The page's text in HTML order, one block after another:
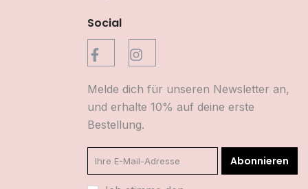
Social
Melde dich für unseren Newsletter an,
und erhalte 10% auf deine erste
Bestellung.
Abonnieren